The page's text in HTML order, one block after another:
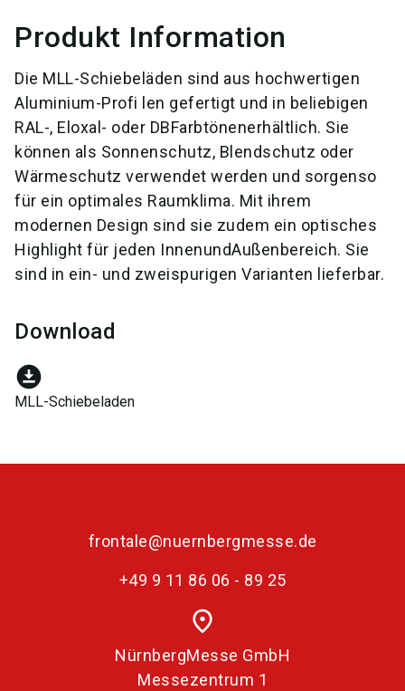
Produkt Information
Die MLL-Schiebeläden sind aus hochwertigen
Aluminium-Profi len gefertigt und in beliebigen
RAL-, Eloxal- oder DBFarbtönenerhältlich. Sie
können als Sonnenschutz, Blendschutz oder
Wärmeschutz verwendet werden und sorgenso
für ein optimales Raumklima. Mit ihrem
modernen Design sind sie zudem ein optisches
Highlight für jeden InnenundAußenbereich. Sie
sind in ein- und zweispurigen Varianten lieferbar.
Download
download_for_offline
MLL-Schiebeladen
frontale@nuernbergmesse.de
+49 9 11 86 06 - 89 25
place
NürnbergMesse GmbH
Messezentrum 1